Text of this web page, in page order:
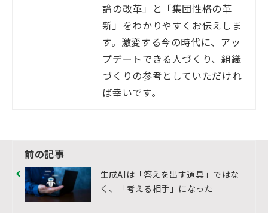
論の改革」と「集団性格の革
新」をわかりやすくお伝えしま
す。激変する今の時代に、アッ
プデートできる人づくり、組織
づくりの参考としていただけれ
ば幸いです。
前の記事
生成AIは「答えを出す道具」ではな
く、「考える相手」になった